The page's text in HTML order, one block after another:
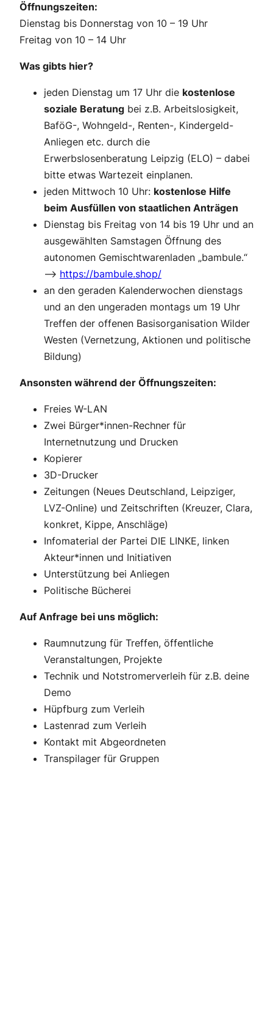
Öffnungszeiten:
Dienstag bis Donnerstag von 10 – 19 Uhr
Freitag von 10 – 14 Uhr
Was gibts hier?
jeden Dienstag um 17 Uhr die kostenlose
soziale Beratung bei z.B. Arbeitslosigkeit,
BaföG-, Wohngeld-, Renten-, Kindergeld-
Anliegen etc. durch die
Erwerbslosenberatung Leipzig (ELO) – dabei
bitte etwas Wartezeit einplanen.
jeden Mittwoch 10 Uhr: kostenlose Hilfe
beim Ausfüllen von staatlichen Anträgen
Dienstag bis Freitag von 14 bis 19 Uhr und an
ausgewählten Samstagen Öffnung des
autonomen Gemischtwarenladen „bambule.“
–> https://bambule.shop/
an den geraden Kalenderwochen dienstags
und an den ungeraden montags um 19 Uhr
Treffen der offenen Basisorganisation Wilder
Westen (Vernetzung, Aktionen und politische
Bildung)
Ansonsten während der Öffnungszeiten:
Freies W-LAN
Zwei Bürger*innen-Rechner für
Internetnutzung und Drucken
Kopierer
3D-Drucker
Zeitungen (Neues Deutschland, Leipziger,
LVZ-Online) und Zeitschriften (Kreuzer, Clara,
konkret, Kippe, Anschläge)
Infomaterial der Partei DIE LINKE, linken
Akteur*innen und Initiativen
Unterstützung bei Anliegen
Politische Bücherei
Auf Anfrage bei uns möglich:
Raumnutzung für Treffen, öffentliche
Veranstaltungen, Projekte
Technik und Notstromerverleih für z.B. deine
Demo
Hüpfburg zum Verleih
Lastenrad zum Verleih
Kontakt mit Abgeordneten
Transpilager für Gruppen